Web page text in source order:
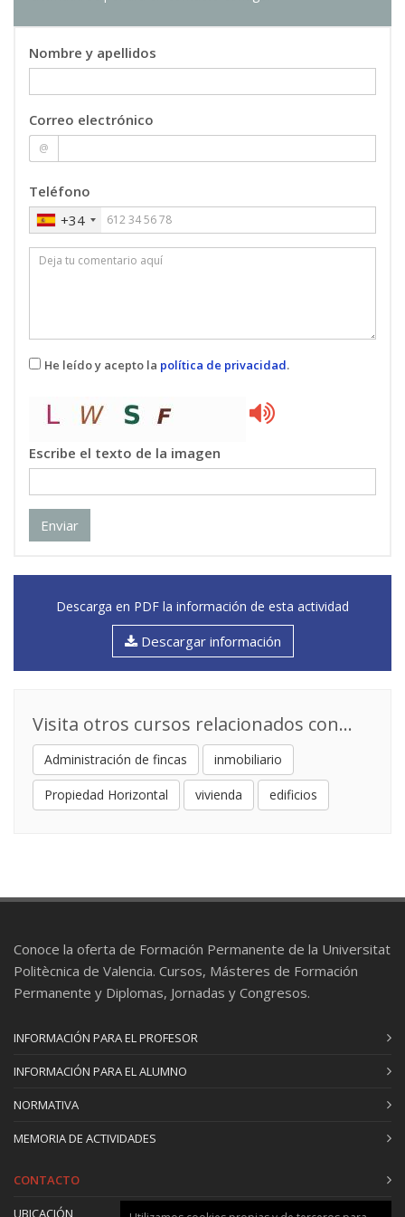
Universidad
Nombre y apellidos
Correo electrónico
@
Teléfono
+34
He leído y acepto la política de privacidad.
Escribe el texto de la imagen
Enviar
Descarga en PDF la información de esta actividad
Descargar información
Visita otros cursos relacionados con...
Administración de fincas inmobiliario
Propiedad Horizontal vivienda edificios
Conoce la oferta de Formación Permanente de la Universitat
Politècnica de Valencia. Cursos, Másteres de Formación
Permanente y Diplomas, Jornadas y Congresos.
INFORMACIÓN PARA EL PROFESOR
INFORMACIÓN PARA EL ALUMNO
NORMATIVA
MEMORIA DE ACTIVIDADES
CONTACTO
UBICACIÓN